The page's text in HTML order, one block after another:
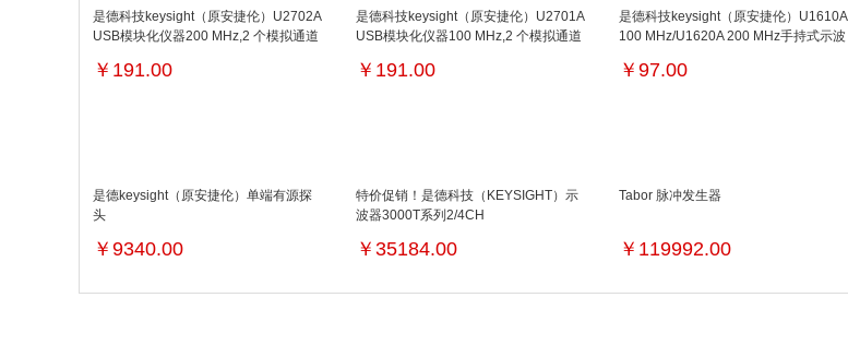
是德科技keysight（原安捷伦）U2702A
USB模块化仪器200 MHz,2 个模拟通道
￥ 191.00
是德科技keysight（原安捷伦）U2701A
USB模块化仪器100 MHz,2 个模拟通道
￥ 191.00
是德科技keysight（原安捷伦）U1610A
100 MHz/U1620A 200 MHz手持式示波
￥ 97.00
是德keysight（原安捷伦）单端有源探
头
￥ 9340.00
特价促销！是德科技（KEYSIGHT）示
波器3000T系列2/4CH
￥ 35184.00
Tabor 脉冲发生器
￥ 119992.00